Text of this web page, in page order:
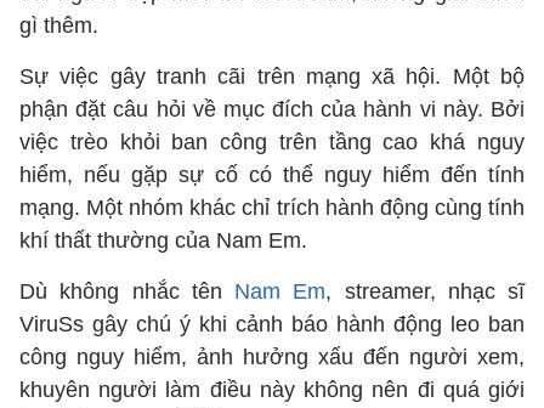
gì thêm.
Sự việc gây tranh cãi trên mạng xã hội. Một bộ
phận đặt câu hỏi về mục đích của hành vi này. Bởi
việc trèo khỏi ban công trên tầng cao khá nguy
hiểm, nếu gặp sự cố có thể nguy hiểm đến tính
mạng. Một nhóm khác chỉ trích hành động cùng tính
khí thất thường của Nam Em.
Dù không nhắc tên Nam Em, streamer, nhạc sĩ
ViruSs gây chú ý khi cảnh báo hành động leo ban
công nguy hiểm, ảnh hưởng xấu đến người xem,
khuyên người làm điều này không nên đi quá giới